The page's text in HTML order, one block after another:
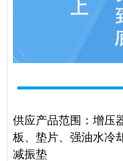
供应产品范围：增压
板、垫片、强油水冷
减振垫